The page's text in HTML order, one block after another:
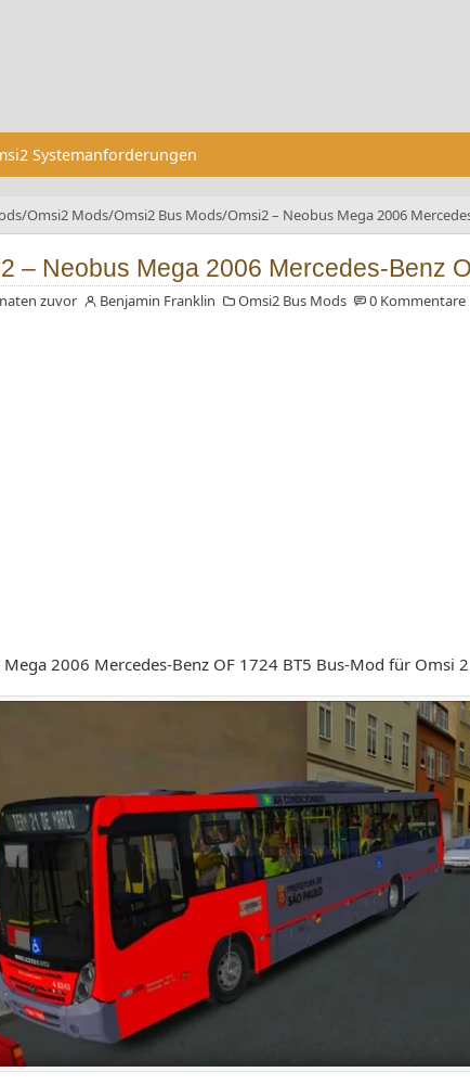
Systemanforderungen
Omsi2 Mods Omsi2 Bus Mods Omsi2 – Neobus Mega 2006
– Neobus Mega 2006 Mercedes-Benz
zuvor Benjamin Franklin Omsi2 Bus Mods 0 Kommentare
Mega 2006 Mercedes-Benz OF 1724 BT5 Bus-Mod für Omsi